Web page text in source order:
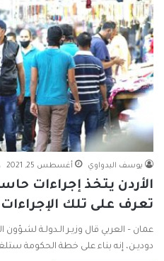
يوسف البدواوي أغسطس 25, 2021
الأردن يتخذ إجراءات
تعرف على تلك الإجراءات
عمان – العربي قال وزيـر الـدولـة لشـؤون
دوديـن، إنه بناء على خطة الحكومة